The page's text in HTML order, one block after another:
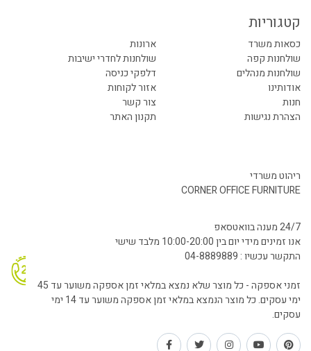
קטגוריות
כסאות משרד
ארונות
שולחנות קפה
שולחנות לחדרי ישיבות
שולחנות מנהלים
דלפקי כניסה
אודותינו
אזור לקוחות
חנות
צור קשר
הצהרת נגישות
תקנון האתר
ריהוט משרדי
CORNER OFFICE FURNITURE
24/7 מענה בוואטסאפ
אנו זמינים מידי יום בין 10:00-20:00 מלבד שישי
התקשר עכשיו : 04-8889889
זמני אספקה - כל מוצר שלא נמצא במלאי זמן אספקה משוער עד 45
ימי עסקים. כל מוצר הנמצא במלאי זמן אספקה משוער עד 14 ימי
עסקים.